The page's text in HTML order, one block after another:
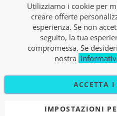
Utilizziamo i cookie per
creare offerte
esperienza. Se non
seguito, la tua
compromessa. Se
nostra
ACCETTA I
IMPOSTAZIONI